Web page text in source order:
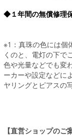
◆１年間の無償修理
※1：真珠の色には個
くのと、電灯の下で
色や光量などでも変
ーカーや設定などに
ヤリングとピアスの
【直営ショップのご